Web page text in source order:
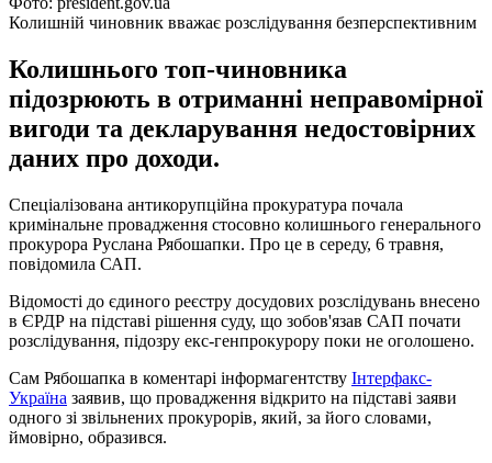
Колишній чиновник вважає розслідування безперспективним
Колишнього топ-чиновника
підозрюють в отриманні неправомірної
вигоди та декларування недостовірних
даних про доходи.
Спеціалізована антикорупційна прокуратура почала
кримінальне провадження стосовно колишнього генерального
прокурора Руслана Рябошапки. Про це в середу, 6 травня,
повідомила САП.
Відомості до єдиного реєстру досудових розслідувань внесено
в ЄРДР на підставі рішення суду, що зобов'язав САП почати
розслідування, підозру екс-генпрокурору поки не оголошено.
Сам Рябошапка в коментарі інформагентству Інтерфакс-
Україна заявив, що провадження відкрито на підставі заяви
одного зі звільнених прокурорів, який, за його словами,
ймовірно, образився.